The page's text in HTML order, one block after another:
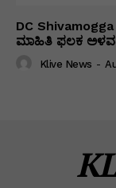
DC
ಮಾಹಿತಿ ಫಲಕ
Klive News -